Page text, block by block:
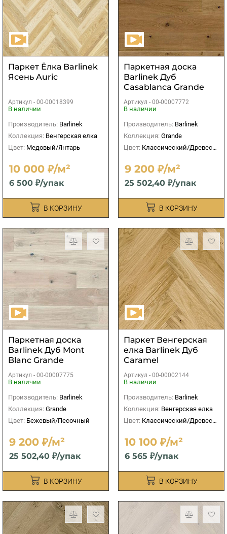
Паркет Ёлка Barlinek
Ясень Auric
Артикул - 00-00018399
В наличии
Производитель: Barlinek
Коллекция: Венгерская елка
Цвет: Медовый/Янтарь
10 000 ₽/м²
6 500 ₽/упак
В КОРЗИНУ
Паркетная доска
Barlinek Дуб
Casablanca Grande
2200х180х14
Артикул - 00-00007772
В наличии
Производитель: Barlinek
Коллекция: Grande
Цвет: Классический/Древесный
9 200 ₽/м²
25 502,40 ₽/упак
В КОРЗИНУ
Паркетная доска
Barlinek Дуб Mont
Blanc Grande
2200х180х14
Артикул - 00-00007775
В наличии
Производитель: Barlinek
Коллекция: Grande
Цвет: Бежевый/Песочный
9 200 ₽/м²
25 502,40 ₽/упак
В КОРЗИНУ
Паркет Венгерская
елка Barlinek Дуб
Caramel
Артикул - 00-00002144
В наличии
Производитель: Barlinek
Коллекция: Венгерская елка
Цвет: Классический/Древесный
10 100 ₽/м²
6 565 ₽/упак
В КОРЗИНУ